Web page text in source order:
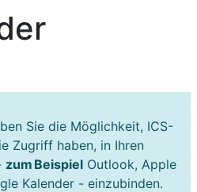
Sie die Möglichkeit, ICS-
Zugriff haben, in Ihren
zum Beispiel Outlook, Apple
Kalender - einzubinden.